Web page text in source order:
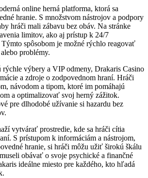
online herná platforma, ktorá sa
hranie. S množstvom nástrojov a podpory
hráči mali zábavu bez obáv. Na stránke
limitov, ako aj prístup k 24/7
spôsobom je možné rýchlo reagovať
problémy.
výbery a VIP odmeny, Drakaris Casino
a zdroje o zodpovednom hraní. Hráči
návodom a tipom, ktoré im pomáhajú
a optimalizovať svoj herný zážitok.
pre dlhodobé užívanie si hazardu bez
vytvárať prostredie, kde sa hráči cítia
S prístupom k informáciám a nástrojom,
hranie, si hráči môžu užiť širokú škálu
obávať o svoje psychické a finančné
ideálne miesto pre každého, kto hľadá